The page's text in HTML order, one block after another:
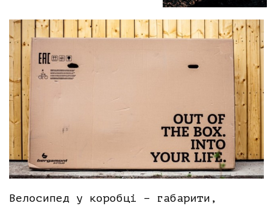
Велосипед у коробці – габарити,